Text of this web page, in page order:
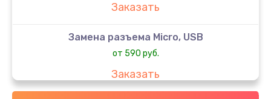
Заказать
Замена разъема Micro, USB
от 590 руб.
Заказать